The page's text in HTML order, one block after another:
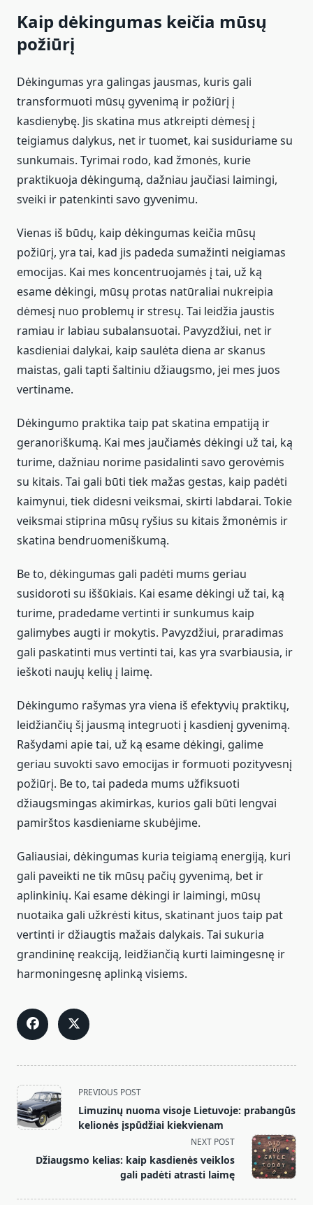
Kaip dėkingumas keičia mūsų
požiūrį
Dėkingumas yra galingas jausmas, kuris gali
transformuoti mūsų gyvenimą ir požiūrį į
kasdienybę. Jis skatina mus atkreipti dėmesį į
teigiamus dalykus, net ir tuomet, kai susiduriame su
sunkumais. Tyrimai rodo, kad žmonės, kurie
praktikuoja dėkingumą, dažniau jaučiasi laimingi,
sveiki ir patenkinti savo gyvenimu.
Vienas iš būdų, kaip dėkingumas keičia mūsų
požiūrį, yra tai, kad jis padeda sumažinti neigiamas
emocijas. Kai mes koncentruojamės į tai, už ką
esame dėkingi, mūsų protas natūraliai nukreipia
dėmesį nuo problemų ir stresų. Tai leidžia jaustis
ramiau ir labiau subalansuotai. Pavyzdžiui, net ir
kasdieniai dalykai, kaip saulėta diena ar skanus
maistas, gali tapti šaltiniu džiaugsmo, jei mes juos
vertiname.
Dėkingumo praktika taip pat skatina empatiją ir
geranoriškumą. Kai mes jaučiamės dėkingi už tai, ką
turime, dažniau norime pasidalinti savo gerovėmis
su kitais. Tai gali būti tiek mažas gestas, kaip padėti
kaimynui, tiek didesni veiksmai, skirti labdarai. Tokie
veiksmai stiprina mūsų ryšius su kitais žmonėmis ir
skatina bendruomeniškumą.
Be to, dėkingumas gali padėti mums geriau
susidoroti su iššūkiais. Kai esame dėkingi už tai, ką
turime, pradedame vertinti ir sunkumus kaip
galimybes augti ir mokytis. Pavyzdžiui, praradimas
gali paskatinti mus vertinti tai, kas yra svarbiausia, ir
ieškoti naujų kelių į laimę.
Dėkingumo rašymas yra viena iš efektyvių praktikų,
leidžiančių šį jausmą integruoti į kasdienį gyvenimą.
Rašydami apie tai, už ką esame dėkingi, galime
geriau suvokti savo emocijas ir formuoti pozityvesnį
požiūrį. Be to, tai padeda mums užfiksuoti
džiaugsmingas akimirkas, kurios gali būti lengvai
pamirštos kasdieniame skubėjime.
Galiausiai, dėkingumas kuria teigiamą energiją, kuri
gali paveikti ne tik mūsų pačių gyvenimą, bet ir
aplinkinių. Kai esame dėkingi ir laimingi, mūsų
nuotaika gali užkrėsti kitus, skatinant juos taip pat
vertinti ir džiaugtis mažais dalykais. Tai sukuria
grandininę reakciją, leidžiančią kurti laimingesnę ir
harmoningesnę aplinką visiems.
<span
class="nav-
subtitle
reader-
PREVIOUS POST
Limuzinų nuoma visoje Lietuvoje: prabangūs
kelionės įspūdžiai kiekvienam
NEXT POST
Džiaugsmo kelias: kaip kasdienės veiklos
gali padėti atrasti laimę